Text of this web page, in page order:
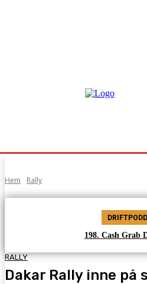
Hem Rally
198. Cash Grab
RALLY
Dakar Rally inne på